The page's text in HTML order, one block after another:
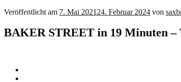
Veröffentlicht am 7. Mai 2021 24. Februar 2024 von
BAKER STREET in 19 Minuten –